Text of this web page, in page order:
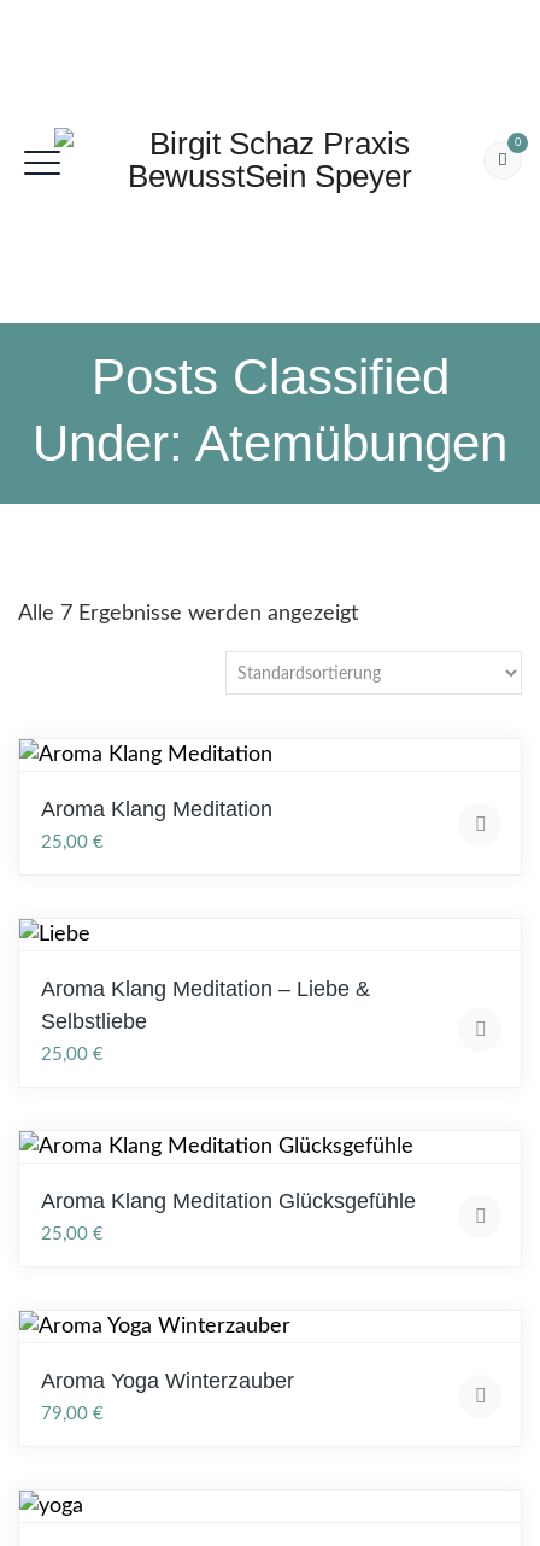
0
Posts Classified
Under: Atemübungen
Alle 7 Ergebnisse werden angezeigt
Aroma Klang Meditation
25,00 €
Aroma Klang Meditation – Liebe &
Selbstliebe
25,00 €
Aroma Klang Meditation Glücksgefühle
25,00 €
Aroma Yoga Winterzauber
79,00 €